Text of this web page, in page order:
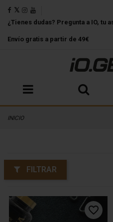
¿Tienes dudas? Pregunta a IO, tu
Envío gratis a partir de 49€
INICIO
FILTRAR
favorite_border